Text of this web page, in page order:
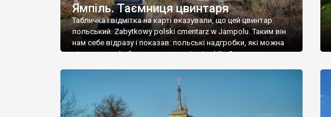
Ямпіль. Таємниця цвинтаря
Табличка і відмітка на карті вказували, що цей цвинтар
польський. Zabytkowy polski cmentarz w Jampolu. Таким він
нам себе відразу і показав: польські надгробки, які можна
віднести до фабричних, польські епітафії… Загалом цвинтар
виявилося більше семи гектарів. Перше враження про
абсолютну звичайність польського цвинтаря виявилося
оманливим – […]